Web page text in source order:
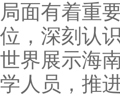
局面有着重
位，深刻认
世界展示海
学人员，推